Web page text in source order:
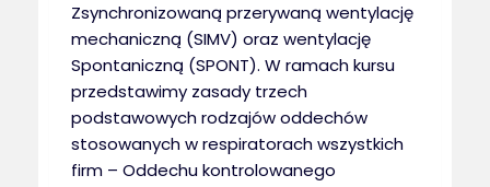
Zsynchronizowaną przerywaną wentylację
mechaniczną (SIMV) oraz wentylację
Spontaniczną (SPONT). W ramach kursu
przedstawimy zasady trzech
podstawowych rodzajów oddechów
stosowanych w respiratorach wszystkich
firm – Oddechu kontrolowanego